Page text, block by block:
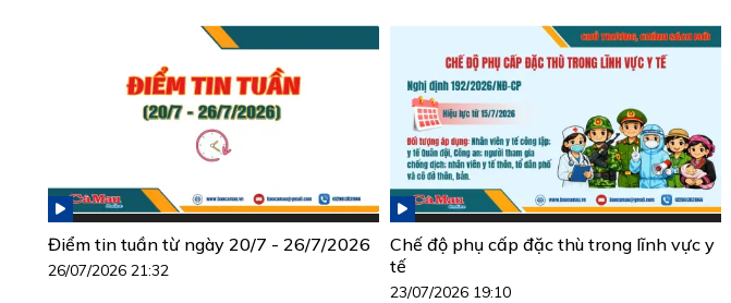
Điểm tin tuần từ ngày 20/7 - 26/7/2026
26/07/2026 21:32
Chế độ phụ cấp đặc thù trong lĩnh vực y
tế
23/07/2026 19:10